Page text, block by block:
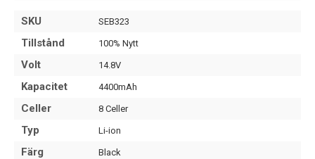
SKU SEB323
Tillstånd 100% Nytt
Volt 14.8V
Kapacitet 4400mAh
Celler 8 Celler
Typ Li-ion
Färg Black